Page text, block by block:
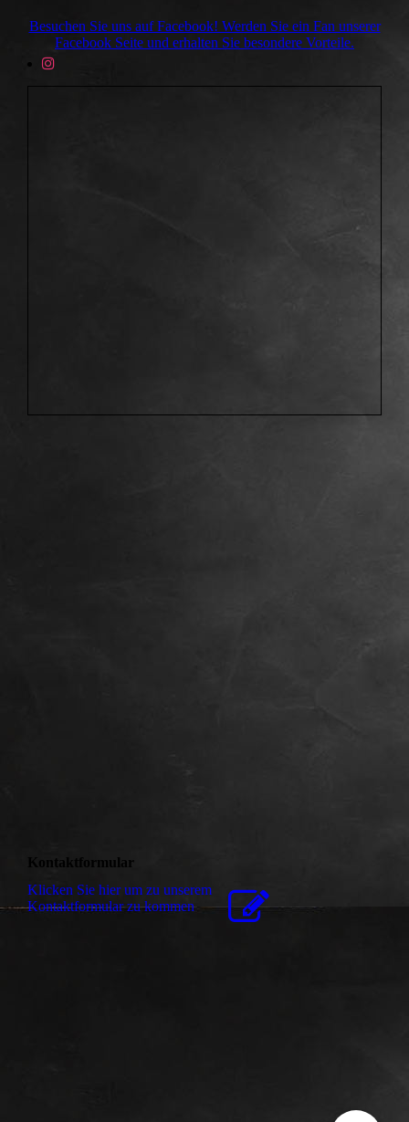
Besuchen Sie uns auf Facebook! Werden Sie ein Fan unserer
Facebook Seite und erhalten Sie besondere Vorteile.
Kontaktformular
Klicken Sie hier um zu unserem
Kon­takt­for­mu­lar zu kommen